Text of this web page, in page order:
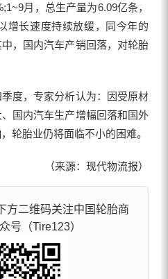
月，总生产量为6.09亿条，
增长速度持续放缓，同今年的
，国内汽车产销回落，对轮胎
，专家分析认为：因受原材
国内汽车生产增幅回落和国外
轮胎业仍将面临不小的困难。
（来源：现代物流报）
方二维码关注中国轮胎商
号（Tire123）